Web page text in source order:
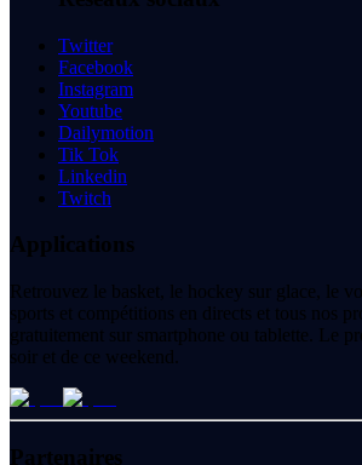
Twitter
Facebook
Instagram
Youtube
Dailymotion
Tik Tok
Linkedin
Twitch
Applications
Retrouvez le basket, le hockey sur glace, le
sports et compétitions en directs et tous nos
gratuitement sur smartphone ou tablette. Le
soir et de ce weekend.
Partenaires